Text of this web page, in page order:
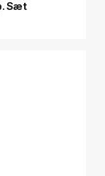
Sæt